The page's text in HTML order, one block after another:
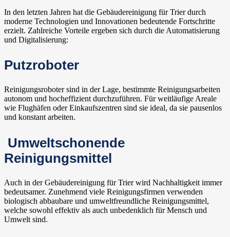
In den letzten Jahren hat die Gebäudereinigung für Trier durch
moderne Technologien und Innovationen bedeutende Fortschritte
erzielt. Zahlreiche Vorteile ergeben sich durch die Automatisierung
und Digitalisierung:
Putzroboter
Reinigungsroboter sind in der Lage, bestimmte Reinigungsarbeiten
autonom und hocheffizient durchzuführen. Für weitläufige Areale
wie Flughäfen oder Einkaufszentren sind sie ideal, da sie pausenlos
und konstant arbeiten.
Umweltschonende
Reinigungsmittel
Auch in der Gebäudereinigung für Trier wird Nachhaltigkeit immer
bedeutsamer. Zunehmend viele Reinigungsfirmen verwenden
biologisch abbaubare und umweltfreundliche Reinigungsmittel,
welche sowohl effektiv als auch unbedenklich für Mensch und
Umwelt sind.